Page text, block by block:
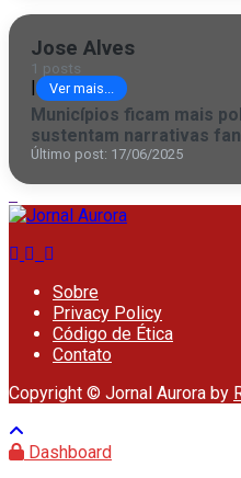
Jose Alves
1 posts
| Ver mais...
Municípios ficam mais
sustentam narrativas
Último post: 17/06/2025
Sobre
Privacy Policy
Código de Ética
Contato
Copyright © Jornal Aurora by
Dashboard